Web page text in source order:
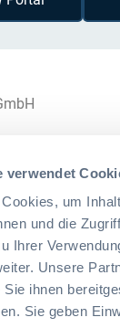
verwendet
um
und die
Ihrer
Unsere
ihnen
Sie geben